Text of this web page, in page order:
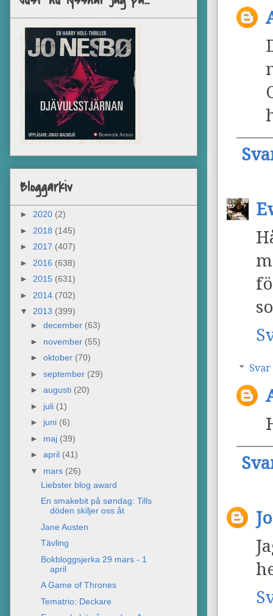
Svar
Bloggarkiv
► 2020 (2)
► 2018 (145)
► 2017 (407)
► 2016 (638)
► 2015 (631)
► 2014 (702)
▼ 2013 (399)
► december (63)
► november (55)
► oktober (70)
► september (29)
► augusti (20)
► juli (1)
► juni (6)
► maj (39)
► april (41)
▼ mars (26)
Liebster blog award
En smakebit på søndag: Tills
döden skiljer oss åt
Jane Austen
Tävling
Bokbloggsjerka 29 mars - 1
april
A Game of Thrones
Tematrio: Deckare